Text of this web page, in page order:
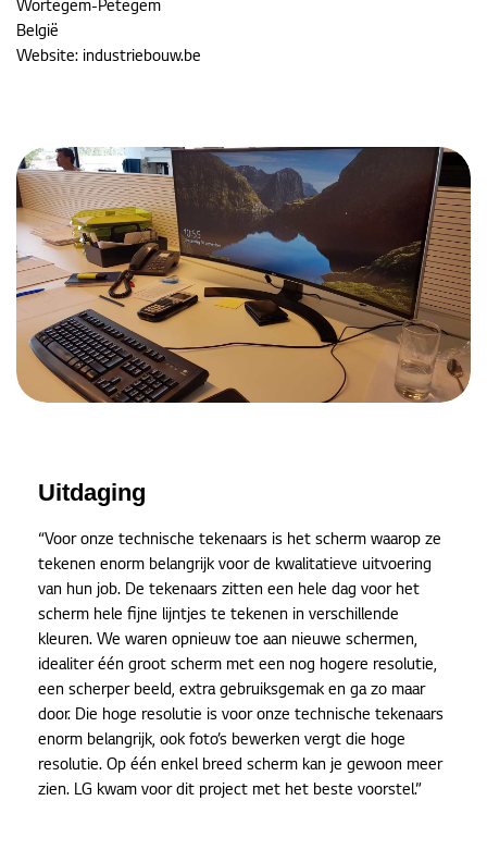
Wortegem-Petegem
België
Website: industriebouw.be
Uitdaging
“Voor onze technische tekenaars is het scherm waarop ze
tekenen enorm belangrijk voor de kwalitatieve uitvoering
van hun job. De tekenaars zitten een hele dag voor het
scherm hele fijne lijntjes te tekenen in verschillende
kleuren. We waren opnieuw toe aan nieuwe schermen,
idealiter één groot scherm met een nog hogere resolutie,
een scherper beeld, extra gebruiksgemak en ga zo maar
door. Die hoge resolutie is voor onze technische tekenaars
enorm belangrijk, ook foto’s bewerken vergt die hoge
resolutie. Op één enkel breed scherm kan je gewoon meer
zien. LG kwam voor dit project met het beste voorstel.”